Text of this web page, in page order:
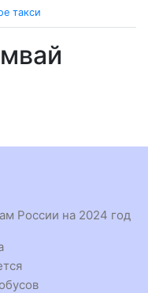
такси
России на 2024 год